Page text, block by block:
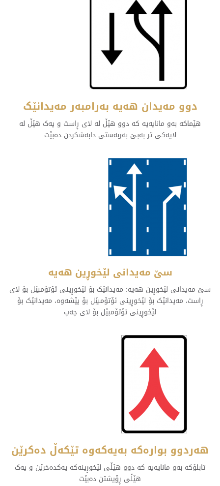
دوو مەیدان هەیە بەرامبەر مەیدانێک
هێماکە بەو مانایەیە کە دوو هێڵ لە لای ڕاست و یەک هێڵ لە
لایەکی تر بەبێ بەربەستی دابەشکردن دەبێت
سێ مەیدانی لێخوڕین هەیە
سێ مەیدانی لێخوڕین هەیە: مەیدانێک بۆ لێخوڕینی ئۆتۆمبێل بۆ لای
ڕاست، مەیدانێک بۆ لێخوڕینی ئۆتۆمبێل بۆ پێشەوە، مەیدانێک بۆ
لێخوڕینی ئۆتۆمبێل بۆ لای چەپ
هەردوو بوارەکە بەیەکەوە تێکەڵ دەکرێن
تابلۆکە بەو مانایەیە کە دوو هێڵی لێخوڕینەکە یەکدەخرێن و یەک
هێڵی ڕۆیشتن دەبێت